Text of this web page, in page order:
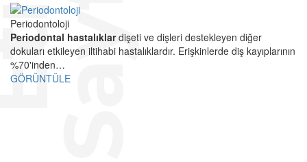
Periodontoloji
Periodontal hastalıklardişeti ve dişleri destekleyen diğer
dokuları etkileyen iltihabi hastalıklardır. Erişkinlerde diş kayıplarının
%70'inden…
GÖRÜNTÜLE